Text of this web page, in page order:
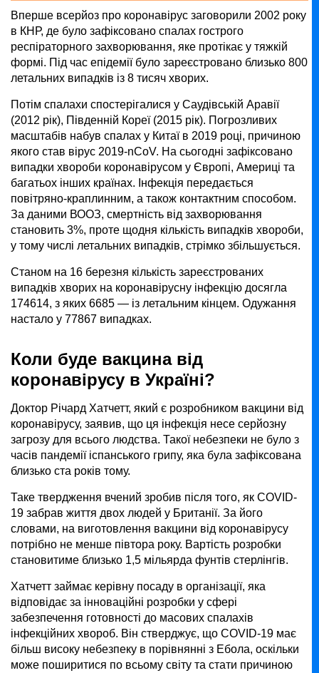
Вперше всерйоз про коронавірус заговорили 2002 року
в КНР, де було зафіксовано спалах гострого
респіраторного захворювання, яке протікає у тяжкій
формі. Під час епідемії було зареєстровано близько 800
летальних випадків із 8 тисяч хворих.
Потім спалахи спостерігалися у Саудівській Аравії
(2012 рік), Південній Кореї (2015 рік). Погрозливих
масштабів набув спалах у Китаї в 2019 році, причиною
якого став вірус 2019-nCoV. На сьогодні зафіксовано
випадки хвороби коронавірусом у Європі, Америці та
багатьох інших країнах. Інфекція передається
повітряно-краплинним, а також контактним способом.
За даними ВООЗ, смертність від захворювання
становить 3%, проте щодня кількість випадків хвороби,
у тому числі летальних випадків, стрімко збільшується.
Станом на 16 березня кількість зареєстрованих
випадків хворих на коронавірусну інфекцію досягла
174614, з яких 6685 — із летальним кінцем. Одужання
настало у 77867 випадках.
Коли буде вакцина від
коронавірусу в Україні?
Доктор Річард Хатчетт, який є розробником вакцини від
коронавірусу, заявив, що ця інфекція несе серйозну
загрозу для всього людства. Такої небезпеки не було з
часів пандемії іспанського грипу, яка була зафіксована
близько ста років тому.
Таке твердження вчений зробив після того, як COVID-
19 забрав життя двох людей у Британії. За його
словами, на виготовлення вакцини від коронавірусу
потрібно не менше півтора року. Вартість розробки
становитиме близько 1,5 мільярда фунтів стерлінгів.
Хатчетт займає керівну посаду в організації, яка
відповідає за інноваційні розробки у сфері
забезпечення готовності до масових спалахів
інфекційних хвороб. Він стверджує, що COVID-19 має
більш високу небезпеку в порівнянні з Ебола, оскільки
може поширитися по всьому світу та стати причиною